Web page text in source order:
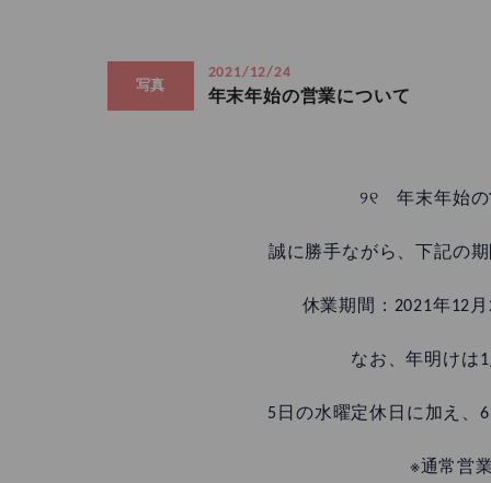
写真
2021/12/24
年末年始の営業について
୨୧ 年末年始
誠に勝手ながら、下記の
休業期間：2021年12
なお、年明けは
5日の水曜定休日に加え、
※通常営